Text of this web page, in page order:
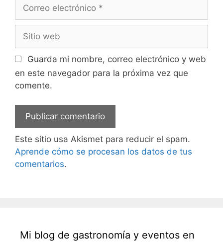
Correo
Sitio
web
Guarda mi nombre, correo electrónico y web
en este navegador para la próxima vez que
comente.
Este sitio usa Akismet para reducir el spam.
Aprende cómo se procesan los datos de tus
comentarios.
Mi blog de gastronomía y eventos en